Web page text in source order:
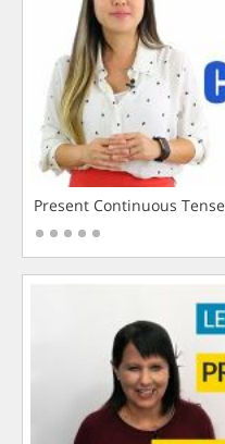
Present Continuous Tense